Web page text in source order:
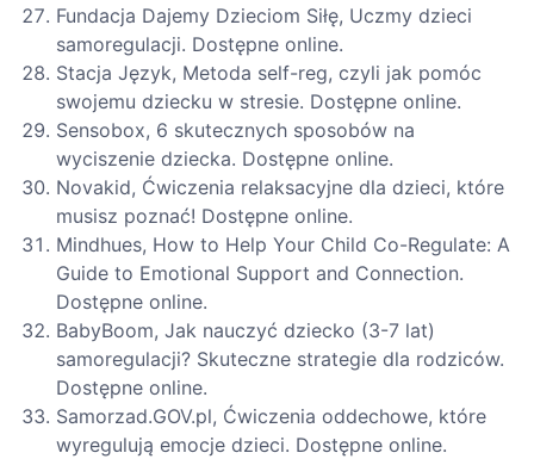
Fundacja Dajemy Dzieciom Siłę, Uczmy dzieci
samoregulacji. Dostępne online.
Stacja Język, Metoda self-reg, czyli jak pomóc
swojemu dziecku w stresie. Dostępne online.
Sensobox, 6 skutecznych sposobów na
wyciszenie dziecka. Dostępne online.
Novakid, Ćwiczenia relaksacyjne dla dzieci, które
musisz poznać! Dostępne online.
Mindhues, How to Help Your Child Co-Regulate: A
Guide to Emotional Support and Connection.
Dostępne online.
BabyBoom, Jak nauczyć dziecko (3-7 lat)
samoregulacji? Skuteczne strategie dla rodziców.
Dostępne online.
Samorzad.GOV.pl, Ćwiczenia oddechowe, które
wyregulują emocje dzieci. Dostępne online.